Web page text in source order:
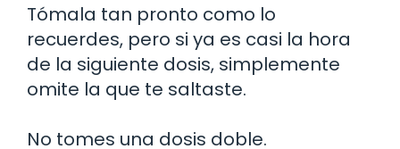
Tómala tan pronto como lo
recuerdes, pero si ya es casi la hora
de la siguiente dosis, simplemente
omite la que te saltaste.
No tomes una dosis doble.